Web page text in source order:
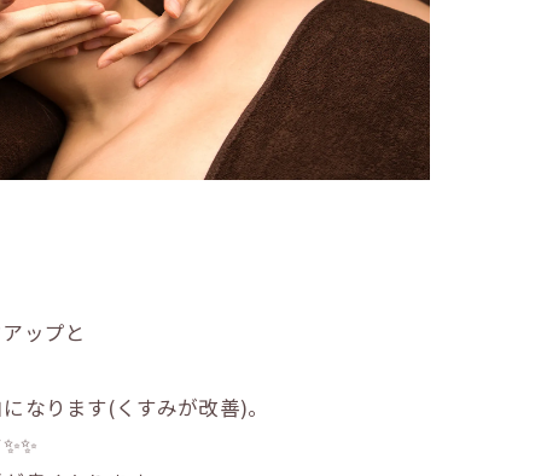
ップと
なります(くすみが改善)。